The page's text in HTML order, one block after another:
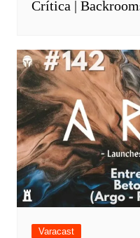
Crítica |
Varacast